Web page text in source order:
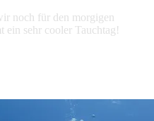
noch für den morgigen
ein sehr cooler Tauchtag!